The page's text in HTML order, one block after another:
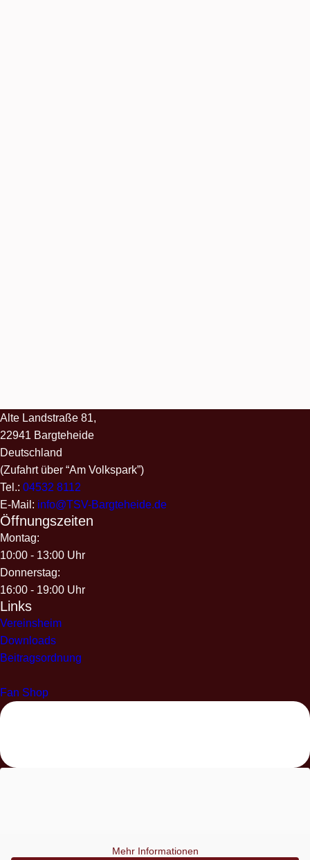
Alte Landstraße 81,
22941 Bargteheide
Deutschland
(Zufahrt über “Am Volkspark”)
Tel.: 04532 8112
E-Mail: info@TSV-Bargteheide.de
Öffnungszeiten
Montag:
10:00 - 13:00 Uhr
Donnerstag:
16:00 - 19:00 Uhr
Links
Vereinsheim
Downloads
Beitragsordnung
Fan Shop
Mehr Informationen